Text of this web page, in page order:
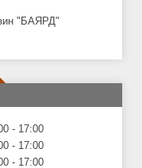
"БАЯРД"
17:00
17:00
17:00